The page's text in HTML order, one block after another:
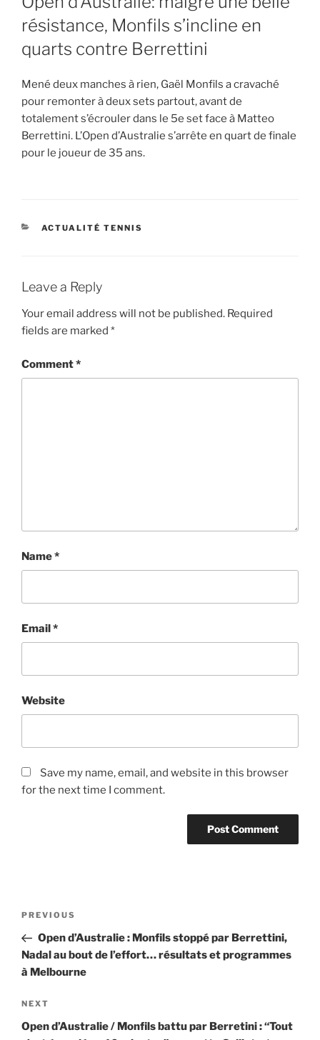
résistance, Monfils s’incline en
quarts contre Berrettini
Mené deux manches à rien, Gaël Monfils a cravaché
pour remonter à deux sets partout, avant de
totalement s’écrouler dans le 5e set face à Matteo
Berrettini. L’Open d’Australie s’arrête en quart de finale
pour le joueur de 35 ans.
CATEGORIES
ACTUALITÉ TENNIS
Leave a Reply
Your email address will not be published. Required
fields are marked *
Comment*
Name*
Email*
Website
Save my name, email, and website in this browser
for the next time I comment.
Previous
Post
PREVIOUS
Open d’Australie : Monfils stoppé par Berrettini,
Nadal au bout de l’effort… résultats et programmes
à Melbourne
Next
Post
NEXT
Open d’Australie / Monfils battu par Berretini : “Tout